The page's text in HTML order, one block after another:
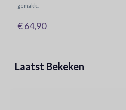
gemakk..
€ 64,90
Laatst Bekeken